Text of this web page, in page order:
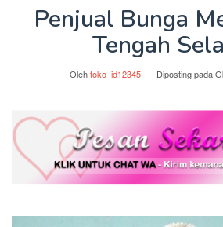
Penjual Bunga
Tengah
Olehtoko_id12345 Diposting pada